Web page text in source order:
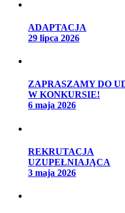
ADAPTACJA
29 lipca 2026
ZAPRASZAMY DO
W KONKURSIE!
6 maja 2026
REKRUTACJA
UZUPEŁNIAJĄCA
3 maja 2026